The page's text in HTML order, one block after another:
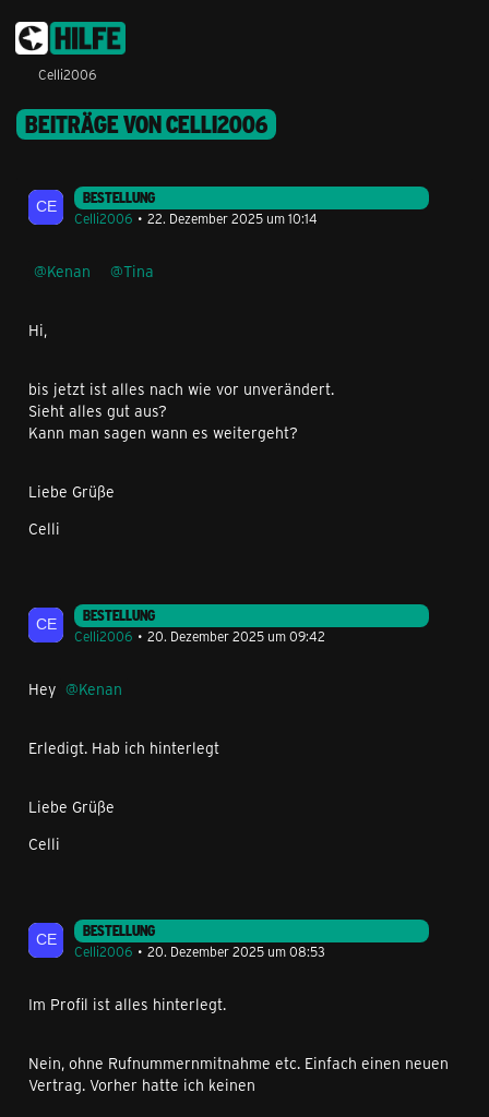
Celli2006
BEITRÄGE VON CELLI2006
BESTELLUNG
Celli2006
22. Dezember 2025 um 10:14
Kenan Tina
Hi,
bis jetzt ist alles nach wie vor unverändert.
Sieht alles gut aus?
Kann man sagen wann es weitergeht?
Liebe Grüße
Celli
BESTELLUNG
Celli2006
20. Dezember 2025 um 09:42
Hey Kenan
Erledigt. Hab ich hinterlegt
Liebe Grüße
Celli
BESTELLUNG
Celli2006
20. Dezember 2025 um 08:53
Im Profil ist alles hinterlegt.
Nein, ohne Rufnummernmitnahme etc. Einfach einen neuen
Vertrag. Vorher hatte ich keinen